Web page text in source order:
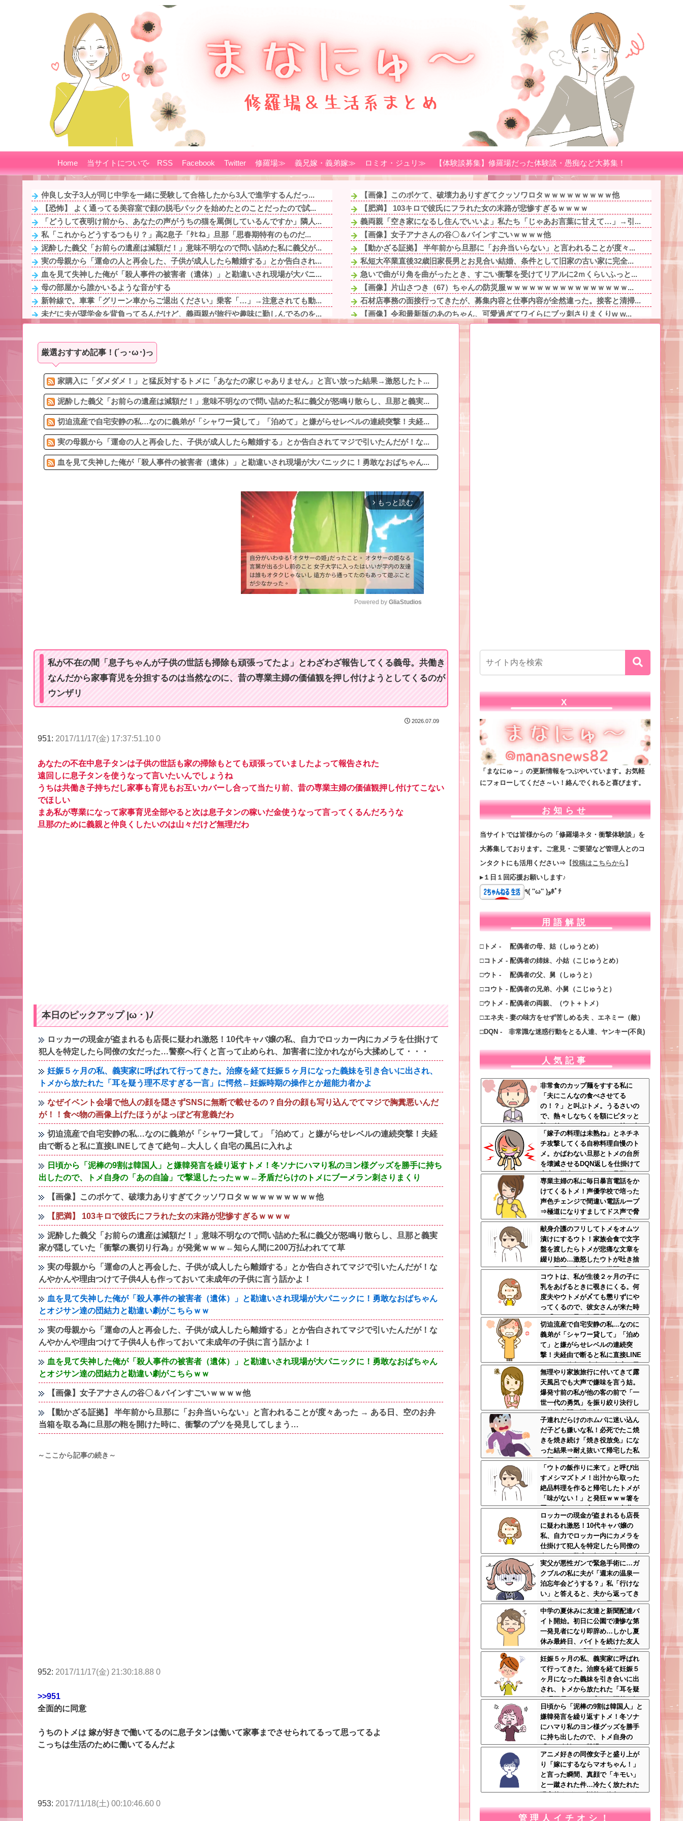
Home 当サイトについて RSS Facebook Twitter 修羅場≫ 義兄嫁・義弟嫁≫ ロミオ・ジュリ≫ 【体験談募集】修羅場だった体験談・愚痴など大募集！
仲良し女子3人が同じ中学を一緒に受験して合格したから3人で進学するんだっ...
【恐怖】 よく通ってる美容室で顔の脱毛パックを始めたとのことだったので試...
「どうして夜明け前から、あなたの声がうちの猫を罵倒しているんですか」隣人...
私「これからどうするつもり？」高2息子「ﾀﾋね」旦那「思春期特有のものだ...
泥酔した義父「お前らの遺産は減額だ！」意味不明なので問い詰めた私に義父が...
実の母親から「運命の人と再会した、子供が成人したら離婚する」とか告白され...
血を見て失神した俺が「殺人事件の被害者（遺体）」と勘違いされ現場が大パニ...
母の部屋から誰かいるような音がする
新幹線で。車掌「グリーン車からご退出ください」乗客「…」→注意されても動...
未だに夫が奨学金を背負ってるんだけど、義両親が旅行や趣味に勤しんでるのを...
休んだ翌日、先輩パートに申し送りあるかと確認したらいきなりキレられた。こ...
【衝撃】母に靴投げつけて父側に逃亡した妹「相続放棄の一筆書いて下さい。将...
急いで曲がり角を曲がったとき、すごい衝撃を受けてリアルに2ｍくらいふっと...
嫁浮気発覚後１年。再構築中だった。嫁が嫁友と電話「来週、木曜の昼だったら...
【画像】このボケて、破壊力ありすぎてクッソワロタｗｗｗｗｗｗｗｗｗ他
【肥満】 103キロで彼氏にフラれた女の末路が悲惨すぎるｗｗｗｗ
義両親「空き家になるし住んでいいよ」私たち「じゃあお言葉に甘えて…」→引...
【画像】女子アナさんの谷〇＆バインすごいｗｗｗｗ他
【動かざる証拠】 半年前から旦那に「お弁当いらない」と言われることが度々...
私短大卒業直後32歳旧家長男とお見合い結婚、条件として旧家の古い家に完全...
急いで曲がり角を曲がったとき、すごい衝撃を受けてリアルに2ｍくらいふっと...
【画像】片山さつき（67）ちゃんの防災服ｗｗｗｗｗｗｗｗｗｗｗｗｗｗｗｗ...
石材店事務の面接行ってきたが、募集内容と仕事内容が全然違った。接客と清掃...
【画像】令和最新版のあのちゃん、可愛過ぎてワイらにブッ刺さりまくりw w...
ジャグラーやってる奴ってヤバいの多すぎじゃね？？？他
休んだ翌日、先輩パートに申し送りあるかと確認したらいきなりキレられた。こ...
厳選おすすめ記事！(´っ･ω･)っ
家購入に「ダメダメ！」と猛反対するトメに「あなたの家じゃありません」と言い放った結果→激怒したト...
泥酔した義父「お前らの遺産は減額だ！」意味不明なので問い詰めた私に義父が怒鳴り散らし、旦那と義実...
切迫流産で自宅安静の私…なのに義弟が「シャワー貸して」「泊めて」と嫌がらせレベルの連続突撃！夫経...
実の母親から「運命の人と再会した、子供が成人したら離婚する」とか告白されてマジで引いたんだが！な...
血を見て失神した俺が「殺人事件の被害者（遺体）」と勘違いされ現場が大パニックに！勇敢なおばちゃん...
arrow_forward_ios もっと読む
t
e
Powered by GliaStudios
私が不在の間「息子ちゃんが子供の世話も掃除も頑張ってたよ」とわざわざ報告してくる義母。共働き
なんだから家事育児を分担するのは当然なのに、昔の専業主婦の価値観を押し付けようとしてくるのが
ウンザリ
2026.07.09
951: 2017/11/17(金) 17:37:51.10 0
あなたの不在中息子タンは子供の世話も家の掃除もとても頑張っていましたよって報告された
遠回しに息子タンを使うなって言いたいんでしょうね
うちは共働き子持ちだし家事も育児もお互いカバーし合って当たり前、昔の専業主婦の価値観押し付けてこない
でほしい
まあ私が専業になって家事育児全部やると次は息子タンの稼いだ金使うなって言ってくるんだろうな
旦那のために義親と仲良くしたいのは山々だけど無理だわ
本日のピックアップ |ω・)ﾉ
ロッカーの現金が盗まれるも店長に疑われ激怒！10代キャバ嬢の私、自力でロッカー内にカメラを仕掛けて
犯人を特定したら同僚の女だった…警察へ行くと言って止められ、加害者に泣かれながら大揉めして・・・
妊娠５ヶ月の私、義実家に呼ばれて行ってきた。治療を経て妊娠５ヶ月になった義妹を引き合いに出され、
トメから放たれた「耳を疑う理不尽すぎる一言」に愕然←妊娠時期の操作とか超能力者かよ
なぜイベント会場で他人の顔を隠さずSNSに無断で載せるの？自分の顔も写り込んでてマジで胸糞悪いんだ
が！！食べ物の画像上げたほうがよっぽど有意義だわ
切迫流産で自宅安静の私…なのに義弟が「シャワー貸して」「泊めて」と嫌がらせレベルの連続突撃！夫経
由で断ると私に直接LINEしてきて絶句←大人しく自宅の風呂に入れよ
日頃から「泥棒の9割は韓国人」と嫌韓発言を繰り返すトメ！冬ソナにハマり私のヨン様グッズを勝手に持ち
出したので、トメ自身の「あの自論」で撃退したったｗｗ←矛盾だらけのトメにブーメラン刺さりまくり
【画像】このボケて、破壊力ありすぎてクッソワロタｗｗｗｗｗｗｗｗｗ他
【肥満】 103キロで彼氏にフラれた女の末路が悲惨すぎるｗｗｗｗ
泥酔した義父「お前らの遺産は減額だ！」意味不明なので問い詰めた私に義父が怒鳴り散らし、旦那と義実
家が隠していた「衝撃の裏切り行為」が発覚ｗｗｗ←知らん間に200万払われてて草
実の母親から「運命の人と再会した、子供が成人したら離婚する」とか告白されてマジで引いたんだが！な
んやかんや理由つけて子供4人も作っておいて未成年の子供に言う話かよ！
血を見て失神した俺が「殺人事件の被害者（遺体）」と勘違いされ現場が大パニックに！勇敢なおばちゃん
とオジサン達の団結力と勘違い劇がこちらｗｗ
実の母親から「運命の人と再会した、子供が成人したら離婚する」とか告白されてマジで引いたんだが！な
んやかんや理由つけて子供4人も作っておいて未成年の子供に言う話かよ！
血を見て失神した俺が「殺人事件の被害者（遺体）」と勘違いされ現場が大パニックに！勇敢なおばちゃん
とオジサン達の団結力と勘違い劇がこちらｗｗ
【画像】女子アナさんの谷〇＆バインすごいｗｗｗｗ他
【動かざる証拠】 半年前から旦那に「お弁当いらない」と言われることが度々あった → ある日、空のお弁
当箱を取る為に旦那の鞄を開けた時に、衝撃のブツを発見してしまう…
～ここから記事の続き～
952: 2017/11/17(金) 21:30:18.88 0
>>951
全面的に同意
うちのトメは 嫁が好きで働いてるのに息子タンは働いて家事までさせられてるって思ってるよ
こっちは生活のために働いてるんだよ
953: 2017/11/18(土) 00:10:46.60 0
X
「まなにゅ～」の更新情報をつぶやいています。お気軽
にフォローしてくださ～い！絡んでくれると喜びます。
お知らせ
当サイトでは皆様からの「修羅場ネタ・衝撃体験談」を
大募集しております。ご意見・ご要望など管理人とのコ
ンタクトにも活用ください⇒ 【投稿はこちらから 】
▸１日１回応援お願いします♪
٩( ''ω'' )وﾎﾟﾁ
用語解説
□トメ - 配偶者の母、姑（しゅうとめ）
□コトメ - 配偶者の姉妹、小姑（こじゅうとめ）
□ウト - 配偶者の父、舅（しゅうと）
□コウト - 配偶者の兄弟、小舅（こじゅうと）
□ウトメ - 配偶者の両親、（ウト＋トメ）
□エネ夫 - 妻の味方をせず苦しめる夫 、エネミー（敵）
□DQN - 非常識な迷惑行動をとる人達、ヤンキー(不良)
人気記事
非常食のカップ麺をすする私に
「夫にこんなの食べさせてる
の！？」と叫ぶトメ。うるさいの
で、熱々しなちくを額にピタッと
貼り付け、チャーシューを持ち上
げたらｗｗｗｗｗ
「嫁子の料理は未熟ね」とネチネ
チ攻撃してくる自称料理自慢のト
メ。かばわない旦那とトメの台所
を壊滅させるDQN返しを仕掛けて
実家に脱出←かばわない旦那も一
緒に痛い目見ろ
専業主婦の私に毎日暴言電話をか
けてくるトメ！声優学校で培った
声色チェンジで間違い電話ループ
⇒極道になりすましてドス声で脅
した結果←声優スキルの無駄遣い
が最高すぎるｗｗｗ
献身介護のフリしてトメをオムツ
漬けにするウト！家族会食で文字
盤を渡したらトメが悲痛な文章を
綴り始め…激怒したウトが吐き捨
てた最悪の真実とは←世間の目し
か気にしてない最低旦那だった
コウトは、私が生後２ヶ月の子に
乳をあげるときに覗きにくる。何
度夫やウトメが〆ても懲りずにや
ってくるので、彼女さんが来た時
に「コウト君が毎回見たがるのよ
～ｗ」と言うと、彼女さん鬼の形
相でコウトの元へｗ
切迫流産で自宅安静の私…なのに
義弟が「シャワー貸して」「泊め
て」と嫌がらせレベルの連続突
撃！夫経由で断ると私に直接LINE
してきて絶句←大人しく自宅の風
呂に入れよ
無理やり家族旅行に付いてきて露
天風呂でも大声で嫌味を言う姑。
爆発寸前の私が他の客の前で「一
世一代の勇気」を振り絞り決行し
た前代未聞の返り討ちがこちら←
身体を張った捨て身の反撃すぎる
子連れだらけのホムパに迷い込ん
だ子ども嫌いな私！必死でたこ焼
きを焼き続け「焼き役放免」にな
った結果⇒耐え抜いて帰宅した私
を襲った異変ｗｗｗ←ストレスで3
7.5度の熱が出るのは凄まじい
「ウトの飯作りに来て」と呼び出
すメシマズトメ！出汁から取った
絶品料理を作ると帰宅したトメが
「味がない！」と発狂ｗｗｗ箸を
置いた良ウトが言い放った言葉と
は←良ウトさんの神対応にスカッ
とする
ロッカーの現金が盗まれるも店長
に疑われ激怒！10代キャバ嬢の
私、自力でロッカー内にカメラを
仕掛けて犯人を特定したら同僚の
女だった…警察へ行くと言って止
められ、加害者に泣かれながら大
揉めして・・・
実父が悪性ガンで緊急手術に…ガ
クブルの私に夫が「週末の温泉一
泊忘年会どうする？」私「行けな
い」と答えると、夫から返ってき
た信じられない一言←子どもたち
の方が何倍も常識的で泣ける
中学の夏休みに友達と新聞配達バ
イト開始。初日に公園で凄惨な第
一発見者になり即辞め…しかし夏
休み最終日、バイトを続けた友人
の身に起きた「更なる悲劇」←こ
のバイト先、呪われすぎだろ
妊娠５ヶ月の私、義実家に呼ばれ
て行ってきた。治療を経て妊娠５
ヶ月になった義妹を引き合いに出
され、トメから放たれた「耳を疑
う理不尽すぎる一言」に愕然←妊
娠時期の操作とか超能力者かよ
日頃から「泥棒の9割は韓国人」と
嫌韓発言を繰り返すトメ！冬ソナ
にハマり私のヨン様グッズを勝手
に持ち出したので、トメ自身の
「あの自論」で撃退したったｗｗ
←矛盾だらけのトメにブーメラン
刺さりまくり
アニメ好きの同僚女子と盛り上が
り「嫁にするならマオちゃん！」
と言った瞬間、真顔で「キモい」
と一蹴された件…冷たく放たれた
現実的すぎるお説教に絶句←オタ
る
管理人イチオシ！